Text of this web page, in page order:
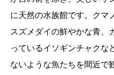
に天然の水族館です。クマ
スズメダイの鮮やかな青、
っているイソギンチャクな
ないような魚たちを間近で